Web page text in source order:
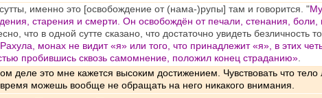
именно это [освобождение от (нама-)рупы] там и говорится. "
старения и смерти. Он освобождён от печали, стенания,
что в одной сутте сказано, что достаточно увидеть безличность
монах не видит «я» или того, что принадлежит «я», в этих
пробившись сквозь самомнение, положил конец страданию»
деле это мне кажется высоким достижением. Чувствовать что
можешь вообще не обращать на него никакого внимания.